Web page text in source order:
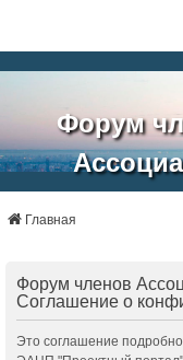
Форум
Главная
Форум членов
Соглашение о
Это соглашение